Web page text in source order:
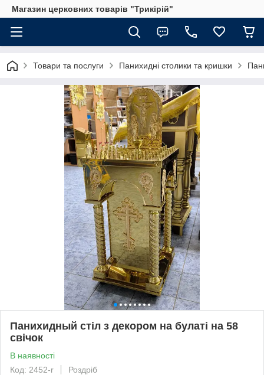
Магазин церковних товарів "Трикірій"
Товари та послуги Панихидні столики та кришки
Панихидный стіл з декором на булаті на 58
свічок
В наявності
Код: 2452-r
Роздріб